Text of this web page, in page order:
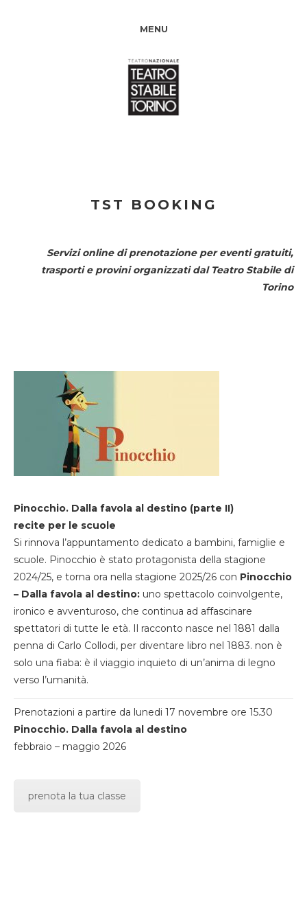
MENU
TST BOOKING
Servizi online di prenotazione per eventi gratuiti,
trasporti e provini organizzati dal Teatro Stabile di
Torino
Pinocchio. Dalla favola al destino (parte II)
recite per le scuole
Si rinnova l’appuntamento dedicato a bambini, famiglie e
scuole. Pinocchio è stato protagonista della stagione
2024/25, e torna ora nella stagione 2025/26 con Pinocchio
– Dalla favola al destino: uno spettacolo coinvolgente,
ironico e avventuroso, che continua ad affascinare
spettatori di tutte le età. Il racconto nasce nel 1881 dalla
penna di Carlo Collodi, per diventare libro nel 1883. non è
solo una fiaba: è il viaggio inquieto di un’anima di legno
verso l’umanità.
Prenotazioni a partire da lunedi 17 novembre ore 15.30
Pinocchio. Dalla favola al destino
febbraio – maggio 2026
prenota la tua classe